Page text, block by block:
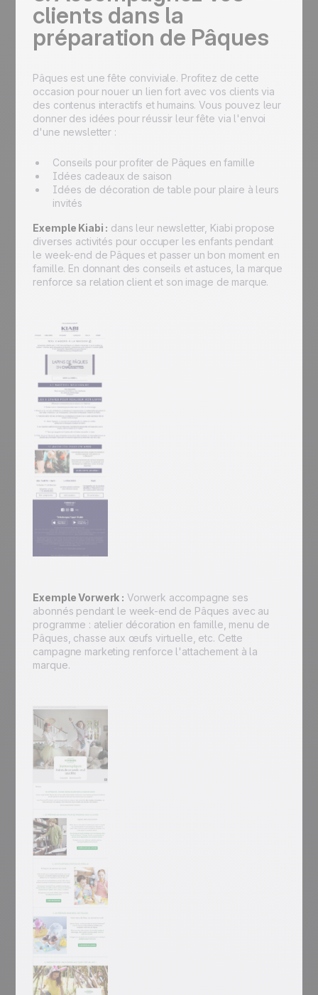
clients dans la
préparation de Pâques
Pâques est une fête conviviale. Profitez de cette
occasion pour nouer un lien fort avec vos clients via
des contenus interactifs et humains. Vous pouvez leur
donner des idées pour réussir leur fête via l'envoi
d'une newsletter :
Conseils pour profiter de Pâques en famille
Idées cadeaux de saison
Idées de décoration de table pour plaire à leurs
invités
Exemple Kiabi : dans leur newsletter, Kiabi propose
diverses activités pour occuper les enfants pendant
le week-end de Pâques et passer un bon moment en
famille. En donnant des conseils et astuces, la marque
renforce sa relation client et son image de marque.
Exemple Vorwerk : Vorwerk accompagne ses
abonnés pendant le week-end de Pâques avec au
programme : atelier décoration en famille, menu de
Pâques, chasse aux œufs virtuelle, etc. Cette
campagne marketing renforce l'attachement à la
marque.